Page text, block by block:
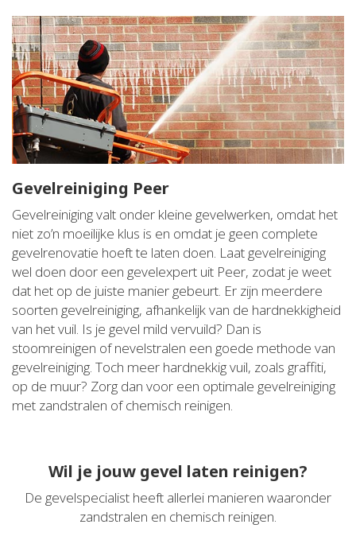
Gevelreiniging Peer
Gevelreiniging valt onder kleine gevelwerken, omdat het
niet zo’n moeilijke klus is en omdat je geen complete
gevelrenovatie hoeft te laten doen. Laat gevelreiniging
wel doen door een gevelexpert uit Peer, zodat je weet
dat het op de juiste manier gebeurt. Er zijn meerdere
soorten gevelreiniging, afhankelijk van de hardnekkigheid
van het vuil. Is je gevel mild vervuild? Dan is
stoomreinigen of nevelstralen een goede methode van
gevelreiniging. Toch meer hardnekkig vuil, zoals graffiti,
op de muur? Zorg dan voor een optimale gevelreiniging
met zandstralen of chemisch reinigen.
Wil je jouw gevel laten reinigen?
De gevelspecialist heeft allerlei manieren waaronder
zandstralen en chemisch reinigen.